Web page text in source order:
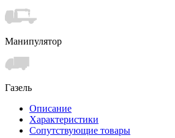
Манипулятор
Газель
Описание
Характеристики
Сопутствующие товары